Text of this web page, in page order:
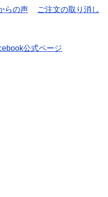
らの声 ご注文の取り消し
公式ページ